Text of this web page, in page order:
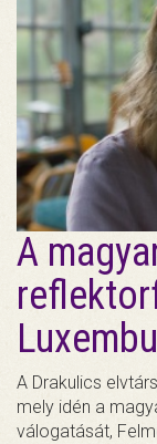
A
A Drakulics
mely idén a
válogatását,